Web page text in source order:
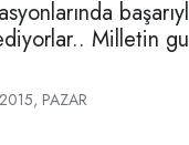
Milletin
PAZAR